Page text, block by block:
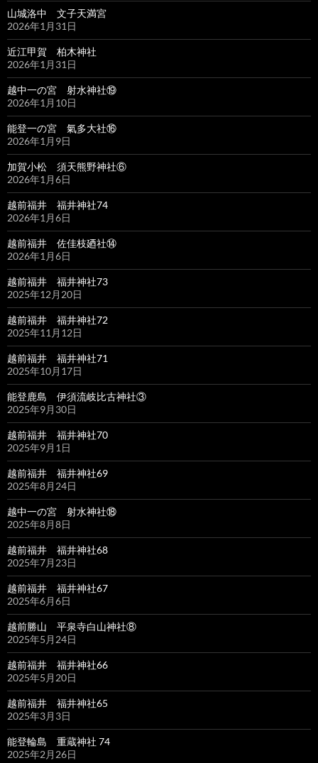
山城洛中 文子天満宮
2026年1月31日
近江甲賀 柏木神社
2026年1月31日
越中一の宮 射水神社⑲
2026年1月10日
能登一の宮 氣多大社⑯
2026年1月9日
加賀小松 須天熊野神社⑥
2026年1月6日
越前福井 福井神社74
2026年1月6日
越前福井 佐佳枝廼社⑭
2026年1月6日
越前福井 福井神社73
2025年12月20日
越前福井 福井神社72
2025年11月12日
越前福井 福井神社71
2025年10月17日
能登鹿島 伊須流岐比古神社③
2025年9月30日
越前福井 福井神社70
2025年9月1日
越前福井 福井神社69
2025年8月24日
越中一の宮 射水神社⑱
2025年8月8日
越前福井 福井神社68
2025年7月23日
越前福井 福井神社67
2025年6月6日
越前勝山 平泉寺白山神社⑧
2025年5月24日
越前福井 福井神社66
2025年5月20日
越前福井 福井神社65
2025年3月3日
能登輪島 重蔵神社 74
2025年2月26日